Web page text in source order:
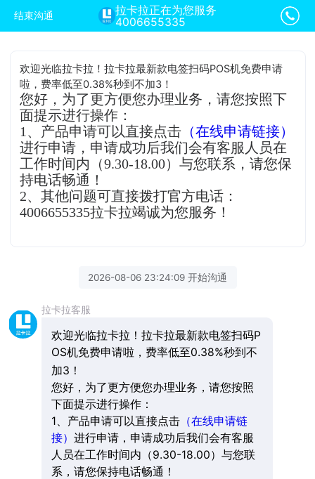
结束沟通
拉卡拉正在为您服务
4006655335
欢迎光临拉卡拉！拉卡拉最新款电签扫码POS机免费申请
啦，费率低至0.38%秒到不加3！
您好，为了更方便您办理业务，请您按照下
面提示进行操作：
1、产品申请可以直接点击 （在线申请链接）
进行申请，申请成功后我们会有客服人员在
工作时间内（9.30-18.00）与您联系，请您保
持电话畅通！
2、其他问题可直接拨打官方电话：
4006655335拉卡拉竭诚为您服务！
2026-08-06 23:24:09 开始沟通
拉卡拉客服
欢迎光临拉卡拉！拉卡拉最新款电签扫码P
OS机免费申请啦，费率低至0.38%秒到不
加3！
您好，为了更方便您办理业务，请您按照
下面提示进行操作：
1、产品申请可以直接点击（在线申请链
接） 进行申请，申请成功后我们会有客服
人员在工作时间内（9.30-18.00）与您联
系，请您保持电话畅通！